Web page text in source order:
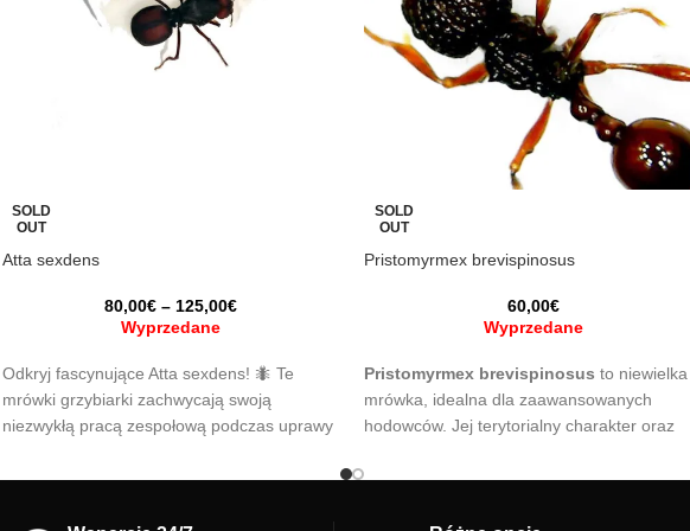
SOLD
OUT
Atta sexdens
80,00€ – 125,00€
Wyprzedane
Odkryj fascynujące Atta sexdens! 🐜 Te
mrówki grzybiarki zachwycają swoją
niezwykłą pracą zespołową podczas uprawy
wyjątkowej kolonii we własnym domu. 🌿
SOLD
OUT
Pristomyrmex brevispinosus
60,00€
Wyprzedane
Pristomyrmex brevispinosus to niewielka
mrówka, idealna dla zaawansowanych
hodowców. Jej terytorialny charakter oraz
ten gatunek wyjątkowym wyborem.